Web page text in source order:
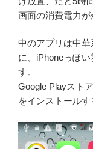
画面の消費電力が
中のアプリは中
に、iPhoneっぽ
す。
Google Playスト
をインストールす